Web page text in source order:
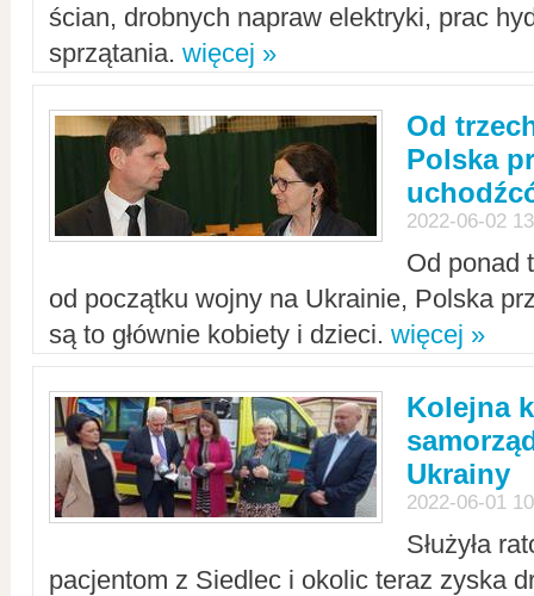
ścian, drobnych napraw elektryki, prac
sprzątania. więcej »
Od
Polska
2022-06-02
Od ponad
od początku wojny na Ukrainie, Polska
są to głównie kobiety i dzieci. więcej »
Kolejna
Ukrainy
2022-06-01
Służyła
pacjentom z Siedlec i okolic teraz zyska